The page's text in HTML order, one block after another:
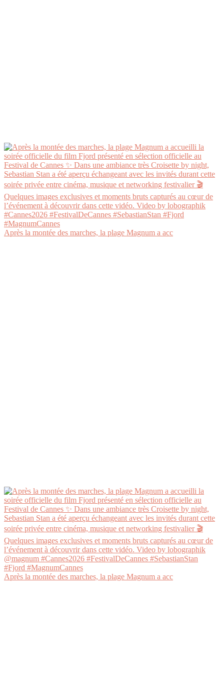
Après la montée des marches, la plage Magnum a acc
Après la montée des marches, la plage Magnum a acc